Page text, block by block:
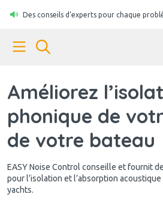
Des conseils d'experts pour chaque
Améliorez
phonique de
de votre bateau
EASY Noise Control conseille et fournit
pour l’isolation et l’absorption
yachts.